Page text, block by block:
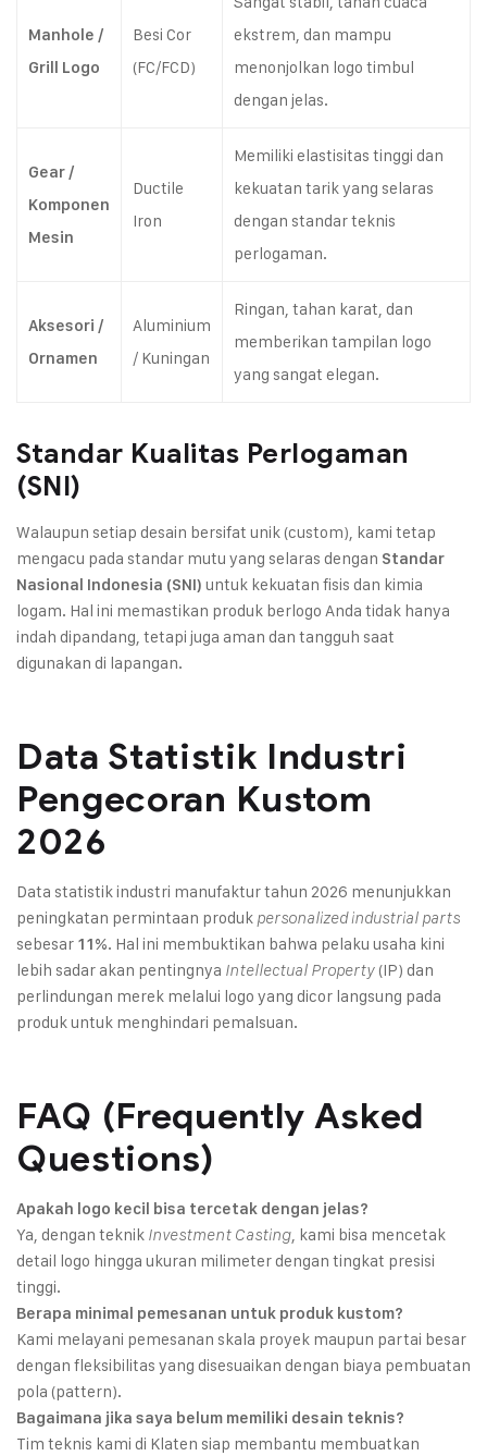
Manhole /
Grill Logo
Besi Cor
(FC/FCD)
ekstrem, dan mampu
menonjolkan logo timbul
dengan jelas.
Gear /
Komponen
Mesin
Ductile
Iron
Memiliki elastisitas tinggi dan
kekuatan tarik yang selaras
dengan standar teknis
perlogaman.
Aksesori /
Ornamen
Aluminium
/ Kuningan
Ringan, tahan karat, dan
memberikan tampilan logo
yang sangat elegan.
Standar Kualitas Perlogaman
(SNI)
Walaupun setiap desain bersifat unik (custom), kami tetap
mengacu pada standar mutu yang selaras dengan Standar
Nasional Indonesia (SNI) untuk kekuatan fisis dan kimia
logam. Hal ini memastikan produk berlogo Anda tidak hanya
indah dipandang, tetapi juga aman dan tangguh saat
digunakan di lapangan.
Data Statistik Industri
Pengecoran Kustom
2026
Data statistik industri manufaktur tahun 2026 menunjukkan
peningkatan permintaan produk personalized industrial parts
sebesar 11%. Hal ini membuktikan bahwa pelaku usaha kini
lebih sadar akan pentingnya Intellectual Property (IP) dan
perlindungan merek melalui logo yang dicor langsung pada
produk untuk menghindari pemalsuan.
FAQ (Frequently Asked
Questions)
Apakah logo kecil bisa tercetak dengan jelas?
Ya, dengan teknik Investment Casting , kami bisa mencetak
detail logo hingga ukuran milimeter dengan tingkat presisi
tinggi.
Berapa minimal pemesanan untuk produk kustom?
Kami melayani pemesanan skala proyek maupun partai besar
dengan fleksibilitas yang disesuaikan dengan biaya pembuatan
pola (pattern).
Bagaimana jika saya belum memiliki desain teknis?
Tim teknis kami di Klaten siap membantu membuatkan